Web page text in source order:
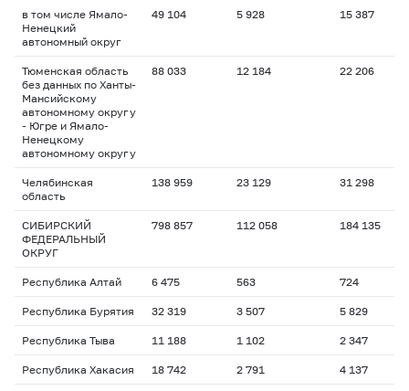
в том числе Ямало-
Ненецкий
автономный округ
49 104 5 928 15 387
Тюменская область
без данных по Ханты-
Мансийскому
автономному округу
- Югре и Ямало-
Ненецкому
автономному округу
88 033 12 184 22 206
Челябинская
область
138 959 23 129 31 298
СИБИРСКИЙ
ФЕДЕРАЛЬНЫЙ
ОКРУГ
798 857 112 058 184 135
Республика Алтай 6 475 563 724
Республика Бурятия 32 319 3 507 5 829
Республика Тыва 11 188 1 102 2 347
Республика Хакасия 18 742 2 791 4 137